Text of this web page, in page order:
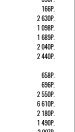
166Р.
2 630Р.
1 098Р.
1 689Р.
2 040Р.
2 440Р.
658Р.
696Р.
2 550Р.
6 610Р.
2 180Р.
1 490Р.